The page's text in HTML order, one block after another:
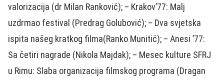
valorizacija (dr Milan Ranković); – Krakov’77: Malj
uzdrmao festival (Predrag Golubović); – Dva svjetska
ispita našeg kratkog filma(Ranko Munitić); – Anesi ’77:
Sa četiri nagrade (Nikola Majdak); – Mesec kulture SFRJ
u Rimu: Slaba organizacija filmskog programa (Dragan